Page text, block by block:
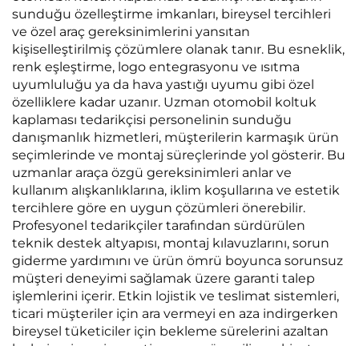
sunduğu özelleştirme imkanları, bireysel tercihleri
ve özel araç gereksinimlerini yansıtan
kişiselleştirilmiş çözümlere olanak tanır. Bu esneklik,
renk eşleştirme, logo entegrasyonu ve ısıtma
uyumluluğu ya da hava yastığı uyumu gibi özel
özelliklere kadar uzanır. Uzman otomobil koltuk
kaplaması tedarikçisi personelinin sunduğu
danışmanlık hizmetleri, müşterilerin karmaşık ürün
seçimlerinde ve montaj süreçlerinde yol gösterir. Bu
uzmanlar araça özgü gereksinimleri anlar ve
kullanım alışkanlıklarına, iklim koşullarına ve estetik
tercihlere göre en uygun çözümleri önerebilir.
Profesyonel tedarikçiler tarafından sürdürülen
teknik destek altyapısı, montaj kılavuzlarını, sorun
giderme yardımını ve ürün ömrü boyunca sorunsuz
müşteri deneyimi sağlamak üzere garanti talep
işlemlerini içerir. Etkin lojistik ve teslimat sistemleri,
ticari müşteriler için ara vermeyi en aza indirgerken
bireysel tüketiciler için bekleme sürelerini azaltan